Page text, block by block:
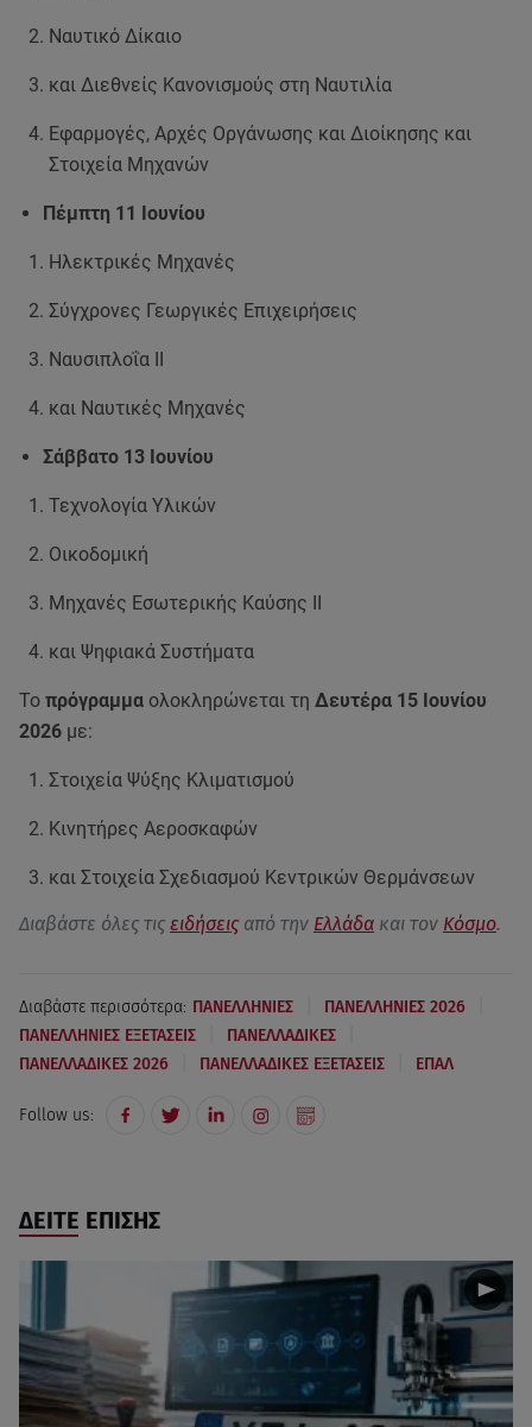
Ναυτικό Δίκαιο
και Διεθνείς Κανονισμούς στη Ναυτιλία
Εφαρμογές, Αρχές Οργάνωσης και Διοίκησης και
Στοιχεία Μηχανών
Πέμπτη 11 Ιουνίου
Ηλεκτρικές Μηχανές
Σύγχρονες Γεωργικές Επιχειρήσεις
Ναυσιπλοΐα ΙΙ
και Ναυτικές Μηχανές
Σάββατο 13 Ιουνίου
Τεχνολογία Υλικών
Οικοδομική
Μηχανές Εσωτερικής Καύσης II
και Ψηφιακά Συστήματα
Το πρόγραμμα ολοκληρώνεται τη Δευτέρα 15 Ιουνίου
2026 με:
Στοιχεία Ψύξης Κλιματισμού
Κινητήρες Αεροσκαφών
και Στοιχεία Σχεδιασμού Κεντρικών Θερμάνσεων
Διαβάστε όλες τις ειδήσεις από την Ελλάδα και τον Κόσμο.
Διαβάστε περισσότερα: ΠΑΝΕΛΛΗΝΙΕΣ ΠΑΝΕΛΛΗΝΙΕΣ 2026
ΠΑΝΕΛΛΗΝΙΕΣ ΕΞΕΤΑΣΕΙΣ ΠΑΝΕΛΛΑΔΙΚΕΣ
ΠΑΝΕΛΛΑΔΙΚΕΣ 2026 ΠΑΝΕΛΛΑΔΙΚΕΣ ΕΞΕΤΑΣΕΙΣ ΕΠΑΛ
Follow us:
ΔΕΙΤΕ ΕΠΙΣΗΣ